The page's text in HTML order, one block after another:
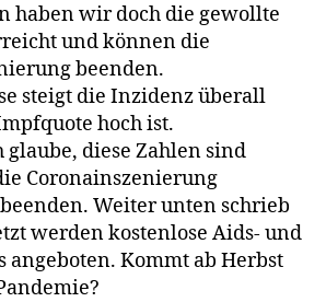
haben wir doch die gewollte
und können die
beenden.
steigt die Inzidenz überall
hoch ist.
glaube, diese Zahlen sind
Coronainszenierung
Weiter unten schrieb
werden kostenlose Aids- und
angeboten. Kommt ab Herbst